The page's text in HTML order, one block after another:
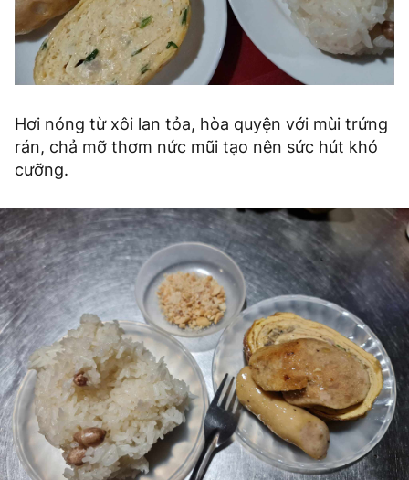
Hơi nóng từ xôi lan tỏa, hòa quyện với mùi trứng
rán, chả mỡ thơm nức mũi tạo nên sức hút khó
cưỡng.